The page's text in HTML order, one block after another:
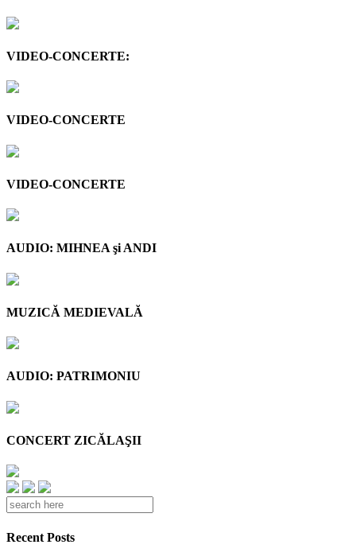
VIDEO-CONCERTE:
VIDEO-CONCERTE
VIDEO-CONCERTE
AUDIO: MIHNEA şi ANDI
MUZICĂ MEDIEVALĂ
AUDIO: PATRIMONIU
CONCERT ZICĂLAŞII
Recent Posts